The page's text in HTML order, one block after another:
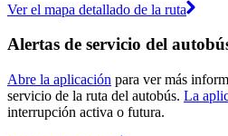
Ver el mapa detallado de la ruta
Alertas de servicio del
Abre la aplicación para ver más
servicio de la ruta del autobús. La
interrupción activa o futura.